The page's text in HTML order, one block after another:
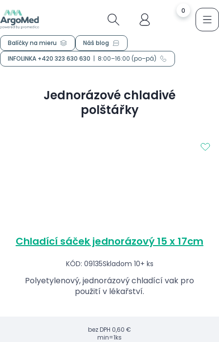
0
Balíčky na mieru
Náš blog
INFOLINKA +420 323 630 630 | 8:00–16:00 (po–pá)
Jednorázové chladivé
polštářky
Chladící sáček jednorázový 15 x 17cm
KÓD: 09135Skladom 10+ ks
Polyetylenový, jednorázový chladící vak pro
použití v lékařství.
bez DPH 0,60 €
min=1ks